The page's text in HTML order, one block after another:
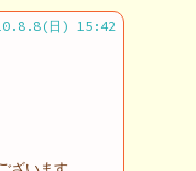
日) 15:42